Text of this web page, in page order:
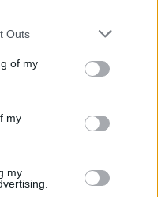
Outs
of my
my
my